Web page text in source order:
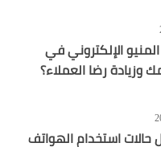
الإلكتروني في
رضا العملاء؟
استخدام الهواتف